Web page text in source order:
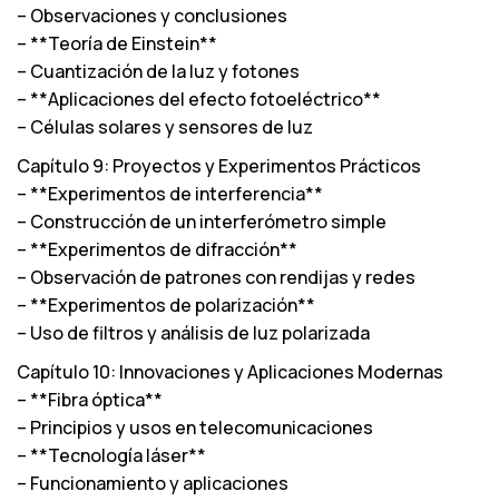
– Observaciones y conclusiones
– **Teoría de Einstein**
– Cuantización de la luz y fotones
– **Aplicaciones del efecto fotoeléctrico**
– Células solares y sensores de luz
Capítulo 9: Proyectos y Experimentos Prácticos
– **Experimentos de interferencia**
– Construcción de un interferómetro simple
– **Experimentos de difracción**
– Observación de patrones con rendijas y redes
– **Experimentos de polarización**
– Uso de filtros y análisis de luz polarizada
Capítulo 10: Innovaciones y Aplicaciones Modernas
– **Fibra óptica**
– Principios y usos en telecomunicaciones
– **Tecnología láser**
– Funcionamiento y aplicaciones